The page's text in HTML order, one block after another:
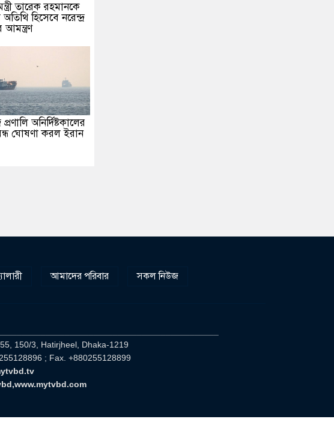
তারেক রহমানকে
হিসেবে নরেন্দ্র
আমন্ত্রণ
অনির্দিষ্টকালের
ঘোষণা করল ইরান
আমাদের পরিবার সকল নিউজ
150/3, Hatirjheel, Dhaka-1219
; Fax. +880255128899